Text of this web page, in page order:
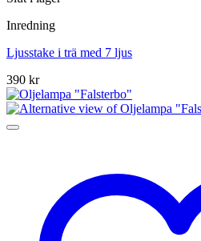
Inredning
Ljusstake i trä med 7 ljus
390 kr